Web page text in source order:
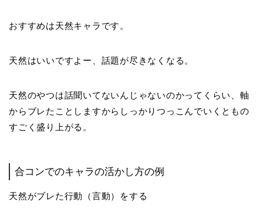
おすすめは天然キャラです。
天然はいいですよー、話題が尽きなくなる。
天然のやつは話聞いてないんじゃないのかってくらい、軸
からブレたことしますからしっかりつっこんでいくともの
すごく盛り上がる。
合コンでのキャラの活かし方の例
天然がブレた行動（言動）をする